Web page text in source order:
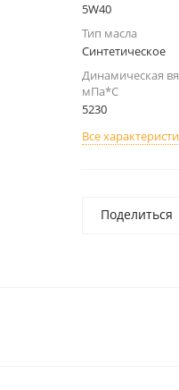
5W40
Тип масла
Синтетическое
Динамическая
мПа*С
5230
Все
Поделиться